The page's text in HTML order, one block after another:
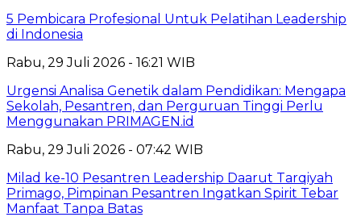
5 Pembicara Profesional Untuk Pelatihan Leadership
di Indonesia
Rabu, 29 Juli 2026 - 16:21 WIB
Urgensi Analisa Genetik dalam Pendidikan: Mengapa
Sekolah, Pesantren, dan Perguruan Tinggi Perlu
Menggunakan PRIMAGEN.id
Rabu, 29 Juli 2026 - 07:42 WIB
Milad ke-10 Pesantren Leadership Daarut Tarqiyah
Primago, Pimpinan Pesantren Ingatkan Spirit Tebar
Manfaat Tanpa Batas